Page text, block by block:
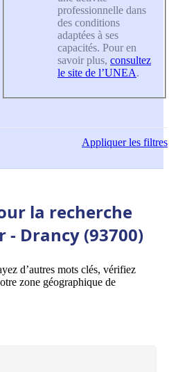
professionnelle dans
des conditions
adaptées à ses
capacités. Pour en
savoir plus, consultez
le site de l’UNEA.
Appliquerles filtres
la recherche
- Drancy (93700)
d’autres mots clés, vérifiez
zone géographique de